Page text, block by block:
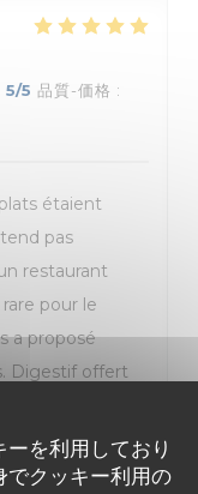
を利用しており
でクッキー利用の
5/5 品質-価格 :
étaient
pas
restaurant
pour le
a proposé
Digestif offert
(le patron ?) !
! Le prix
rdv de l'accueil